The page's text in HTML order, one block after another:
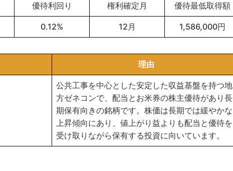
優待利回り 権利確定月 優待最低取得額
0.12% 12月 1,586,000円
理由
公共工事を中心とした安定した収益基盤を持つ地
方ゼネコンで、配当とお米券の株主優待があり長
期保有向きの銘柄です。株価は長期では緩やかな
上昇傾向にあり、値上がり益よりも配当と優待を
受け取りながら保有する投資に向いています。